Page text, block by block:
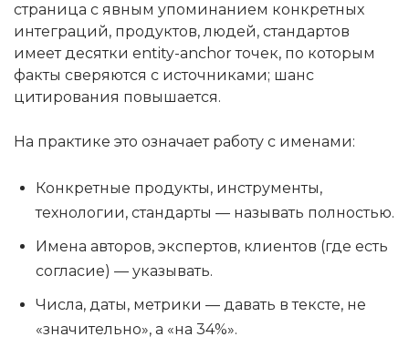
страница с явным упоминанием конкретных
интеграций, продуктов, людей, стандартов
имеет десятки entity-anchor точек, по которым
факты сверяются с источниками; шанс
цитирования повышается.
На практике это означает работу с именами:
Конкретные продукты, инструменты,
технологии, стандарты — называть полностью.
Имена авторов, экспертов, клиентов (где есть
согласие) — указывать.
Числа, даты, метрики — давать в тексте, не
«значительно», а «на 34%».